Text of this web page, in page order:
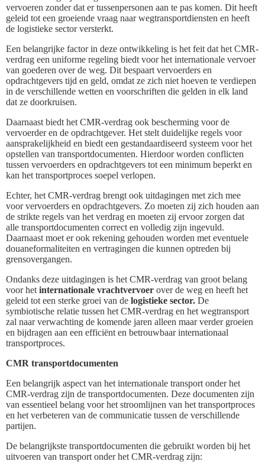
vervoeren zonder dat er tussenpersonen aan te pas komen. Dit heeft
geleid tot een groeiende vraag naar wegtransportdiensten en heeft
de logistieke sector versterkt.
Een belangrijke factor in deze ontwikkeling is het feit dat het CMR-
verdrag een uniforme regeling biedt voor het internationale vervoer
van goederen over de weg. Dit bespaart vervoerders en
opdrachtgevers tijd en geld, omdat ze zich niet hoeven te verdiepen
in de verschillende wetten en voorschriften die gelden in elk land
dat ze doorkruisen.
Daarnaast biedt het CMR-verdrag ook bescherming voor de
vervoerder en de opdrachtgever. Het stelt duidelijke regels voor
aansprakelijkheid en biedt een gestandaardiseerd systeem voor het
opstellen van transportdocumenten. Hierdoor worden conflicten
tussen vervoerders en opdrachtgevers tot een minimum beperkt en
kan het transportproces soepel verlopen.
Echter, het CMR-verdrag brengt ook uitdagingen met zich mee
voor vervoerders en opdrachtgevers. Zo moeten zij zich houden aan
de strikte regels van het verdrag en moeten zij ervoor zorgen dat
alle transportdocumenten correct en volledig zijn ingevuld.
Daarnaast moet er ook rekening gehouden worden met eventuele
douaneformaliteiten en vertragingen die kunnen optreden bij
grensovergangen.
Ondanks deze uitdagingen is het CMR-verdrag van groot belang
voor het internationale vrachtvervoer over de weg en heeft het
geleid tot een sterke groei van de logistieke sector. De
symbiotische relatie tussen het CMR-verdrag en het wegtransport
zal naar verwachting de komende jaren alleen maar verder groeien
en bijdragen aan een efficiënt en betrouwbaar internationaal
transportproces.
CMR transportdocumenten
Een belangrijk aspect van het internationale transport onder het
CMR-verdrag zijn de transportdocumenten. Deze documenten zijn
van essentieel belang voor het stroomlijnen van het transportproces
en het verbeteren van de communicatie tussen de verschillende
partijen.
De belangrijkste transportdocumenten die gebruikt worden bij het
uitvoeren van transport onder het CMR-verdrag zijn: